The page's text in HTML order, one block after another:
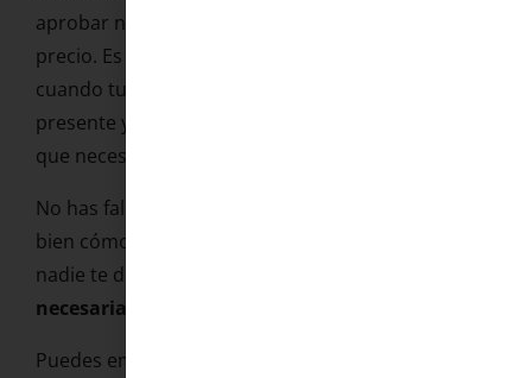
aprobar ni una meta que alcanzar a cualquier
precio. Es una experiencia que puede ocurrir
cuando tu cuerpo se siente seguro, tu mente está
presente y tienes la información y las condiciones
que necesitas.
No has fallado. Probablemente nadie te explicó
bien cómo funciona tu cuerpo. Probablemente
nadie te dijo que
necesaria para la mayoría de las mujeres.
Puedes empezar hoy con algo pequeño: explorar,